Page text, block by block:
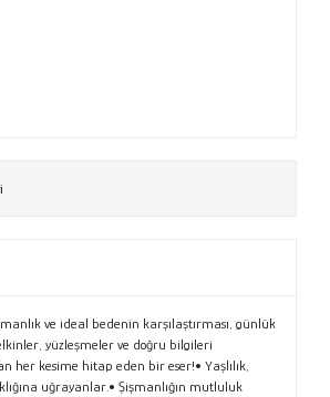
ve ideal bedenin karşılaştırması, günlük
yüzleşmeler ve doğru bilgileri
her kesime hitap eden bir eser!• Yaşlılık,
uğrayanlar.• Şişmanlığın mutluluk